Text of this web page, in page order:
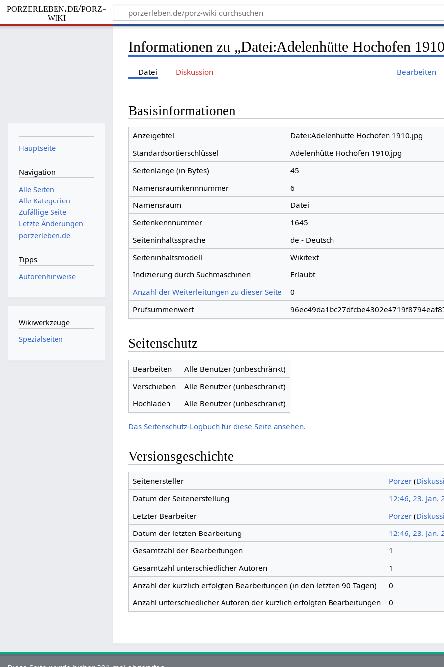
porzerleben.de/porz-
wiki
Informationen zu „Datei:Adelenhütte Hochofen
Datei Diskussion Bearbeiten
Basisinformationen
Anzeigetitel
Datei:Adelenhütte Hochofen 1910.jpg
Standardsortierschlüssel
Adelenhütte Hochofen 1910.jpg
Seitenlänge (in Bytes)
45
Namensraumkennnummer
6
Namensraum
Datei
Seitenkennnummer
1645
Seiteninhaltssprache
de - Deutsch
Seiteninhaltsmodell
Wikitext
Indizierung durch Suchmaschinen
Erlaubt
Anzahl der Weiterleitungen zu dieser Seite
0
Prüfsummenwert
Seitenschutz
Bearbeiten
Alle Benutzer (unbeschränkt)
Verschieben
Alle Benutzer (unbeschränkt)
Hochladen
Alle Benutzer (unbeschränkt)
Das Seitenschutz-Logbuch für diese Seite ansehen.
Versionsgeschichte
Seitenersteller Porzer (
Datum der Seitenerstellung
12:46, 23. Jan.
Letzter Bearbeiter
Porzer (
Datum der letzten Bearbeitung
12:46, 23. Jan.
Gesamtzahl der Bearbeitungen
1
Gesamtzahl unterschiedlicher Autoren
1
Anzahl der kürzlich erfolgten Bearbeitungen (in den letzten 90 Tagen)
0
Anzahl unterschiedlicher Autoren der kürzlich erfolgten Bearbeitungen
0
Hauptseite
Navigation
Alle Seiten
Alle Kategorien
Zufällige Seite
Letzte Änderungen
porzerleben.de
Tipps
Autorenhinweise
Wikiwerkzeuge
Spezialseiten